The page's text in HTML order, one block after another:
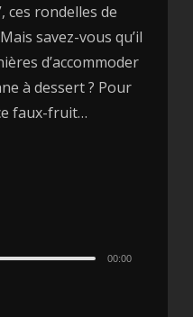
ces rondelles de
savez-vous qu’il
d’accommoder
à dessert ? Pour
faux-fruit…
00:00